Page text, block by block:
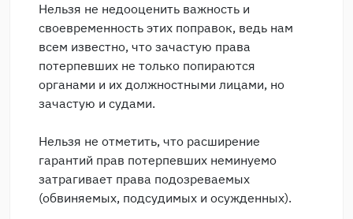
Нельзя не недооценить важность и
своевременность этих поправок, ведь нам
всем известно, что зачастую права
потерпевших не только попираются
органами и их должностными лицами, но
зачастую и судами.
Нельзя не отметить, что расширение
гарантий прав потерпевших неминуемо
затрагивает права подозреваемых
(обвиняемых, подсудимых и осужденных).